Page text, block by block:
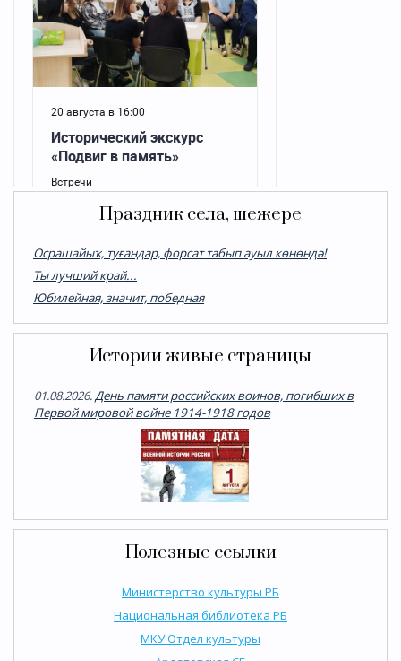
Праздник села, шежере
Осрашайыҡ, туғандар, форсат табып ауыл көнөндә!
Ты лучший край...
Юбилейная, значит, победная
Истории живые страницы
01.08.2026.День памяти российских воинов, погибших в
Первой мировой войне 1914-1918 годов
Полезные ссылки
Министерство культуры РБ
Национальная библиотека РБ
МКУ Отдел культуры